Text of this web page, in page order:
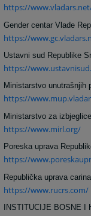
https://
Gender centar Vlade
https://
Ustavni sud Republike
https://
Ministarstvo unutrašnjih
https://
Ministarstvo za
https://www.mirl.org/
Poreska uprava
https://
Republička uprava carina
https://www.rucrs.com/
INSTITUCIJE BOSNE I